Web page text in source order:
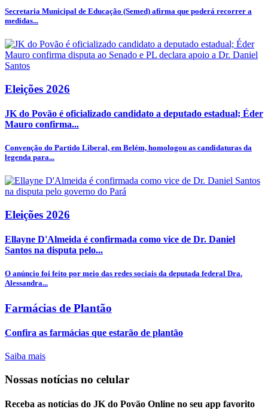
Secretaria Municipal de Educação (Semed) afirma que poderá recorrer a
medidas...
Eleições 2026
JK do Povão é oficializado candidato a deputado estadual; Éder
Mauro confirma...
Convenção do Partido Liberal, em Belém, homologou as candidaturas da
legenda para...
Eleições 2026
Ellayne D'Almeida é confirmada como vice de Dr. Daniel
Santos na disputa pelo...
O anúncio foi feito por meio das redes sociais da deputada federal Dra.
Alessandra...
Farmácias de Plantão
Confira as farmácias que estarão de plantão
Saiba mais
Nossas notícias no celular
Receba as notícias do JK do Povão Online no seu app favorito